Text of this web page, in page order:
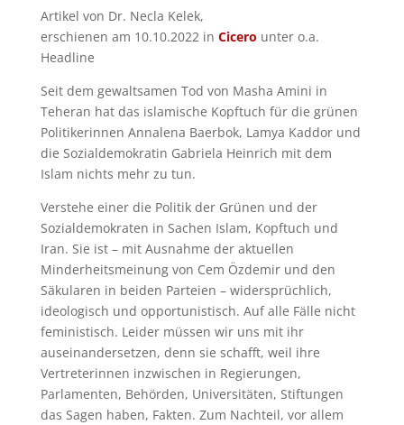
Artikel von Dr. Necla Kelek,
erschienen am 10.10.2022 in Cicero unter o.a.
Headline
Seit dem gewaltsamen Tod von Masha Amini in
Teheran hat das islamische Kopftuch für die grünen
Politikerinnen Annalena Baerbok, Lamya Kaddor und
die Sozialdemokratin Gabriela Heinrich mit dem
Islam nichts mehr zu tun.
Verstehe einer die Politik der Grünen und der
Sozialdemokraten in Sachen Islam, Kopftuch und
Iran. Sie ist – mit Ausnahme der aktuellen
Minderheitsmeinung von Cem Özdemir und den
Säkularen in beiden Parteien – widersprüchlich,
ideologisch und opportunistisch. Auf alle Fälle nicht
feministisch. Leider müssen wir uns mit ihr
auseinandersetzen, denn sie schafft, weil ihre
Vertreterinnen inzwischen in Regierungen,
Parlamenten, Behörden, Universitäten, Stiftungen
das Sagen haben, Fakten. Zum Nachteil, vor allem